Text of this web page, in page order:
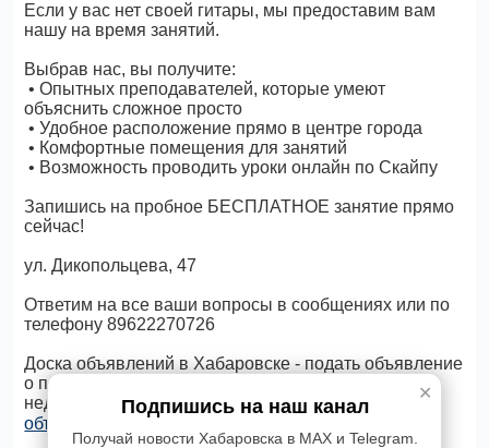
Если у вас нет своей гитары, мы предоставим вам
нашу на время занятий.
Выбрав нас, вы получите:
• Опытных преподавателей, которые умеют
объяснить сложное просто
• Удобное расположение прямо в центре города
• Комфортные помещения для занятий
• Возможность проводить уроки онлайн по Скайпу
Запишись на пробное БЕСПЛАТНОЕ занятие прямо
сейчас!
ул. Дикопольцева, 47
Ответим на все ваши вопросы в сообщениях или по
телефону 89622270726
Доска объявлений в Хабаровске - подать объявление
о продаже товаров, услуг, квартир и другой
недвижимости, бесплатно. Просто отправь
объявление через ✆ Telegram
✕
Подпишись на наш канал
Получай новости Хабаровска в MAX и Telegram.